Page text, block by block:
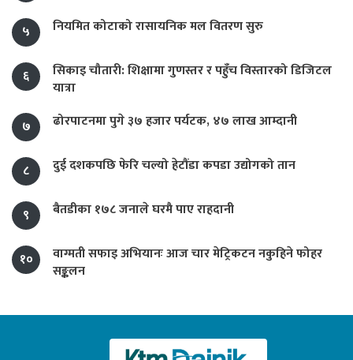
५ नियमित कोटाको रासायनिक मल वितरण सुरु
६
सिकाइ चौतारी: शिक्षामा गुणस्तर र पहुँच विस्तारको डिजिटल
यात्रा
७
ढोरपाटनमा पुगे ३७ हजार पर्यटक, ४७ लाख आम्दानी
८ दुई दशकपछि फेरि चल्यो हेटौंडा कपडा उद्योगको तान
९ बैतडीका १७८ जनाले घरमै पाए राहदानी
१०
वाग्मती सफाइ अभियानः आज चार मेट्रिकटन नकुहिने फोहर
सङ्कलन